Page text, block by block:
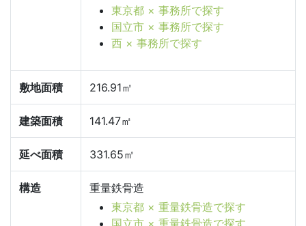
東京都 × 事務所で探す
国立市 × 事務所で探す
西 × 事務所で探す
敷地面積 216.91㎡
建築面積 141.47㎡
延べ面積 331.65㎡
構造
重量鉄骨造
東京都 × 重量鉄骨造で探す